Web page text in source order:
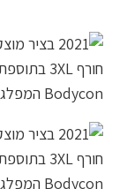
חגורת
מותן
4
צבעים
לבחירה